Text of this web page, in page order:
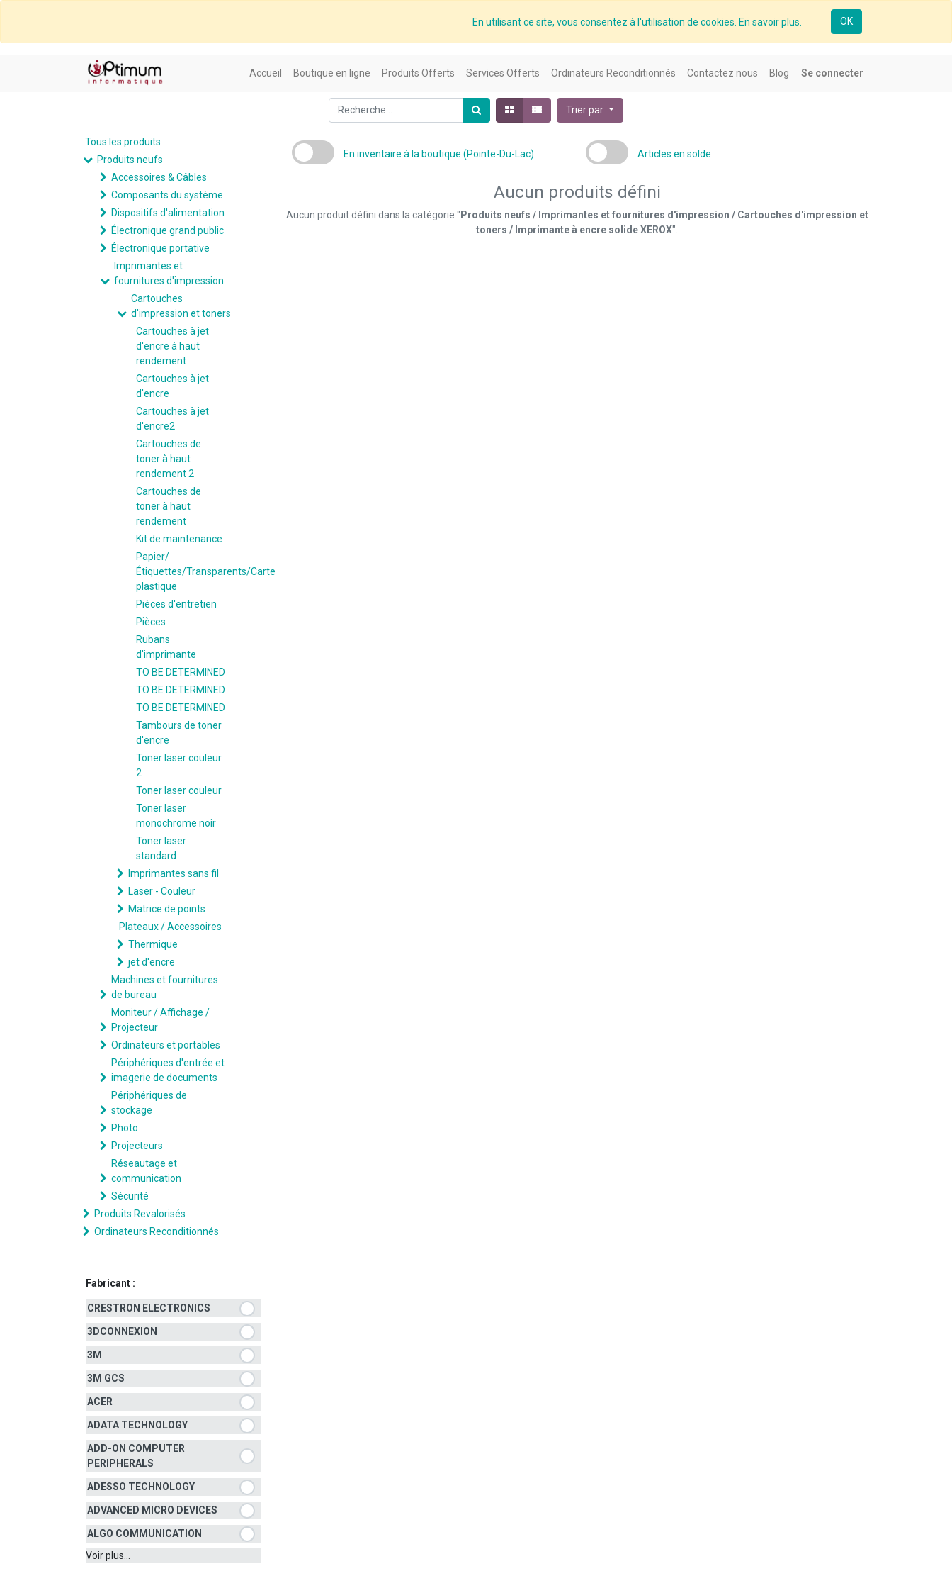
En utilisant ce site, vous consentez à l'utilisation de cookies. En savoir plus. OK
Accueil Boutique en ligne Produits Offerts Services Offerts Ordinateurs Reconditionnés Contactez nous Blog Se connecter
Trier par
Tous les produits
Produits neufs
Accessoires & Câbles
Composants du système
Dispositifs d'alimentation
Électronique grand public
Électronique portative
Imprimantes et
fournitures d'impression
Cartouches
d'impression et toners
Cartouches à jet
d'encre à haut
rendement
Cartouches à jet
d'encre
Cartouches à jet
d'encre2
Cartouches de
toner à haut
rendement 2
Cartouches de
toner à haut
rendement
Kit de maintenance
Papier/
Étiquettes/Transparents/Carte
plastique
Pièces d'entretien
Pièces
Rubans
d'imprimante
TO BE DETERMINED
TO BE DETERMINED
TO BE DETERMINED
Tambours de toner
d'encre
Toner laser couleur
2
Toner laser couleur
Toner laser
monochrome noir
Toner laser
standard
Imprimantes sans fil
Laser - Couleur
Matrice de points
Plateaux / Accessoires
Thermique
jet d'encre
Machines et fournitures
de bureau
Moniteur / Affichage /
Projecteur
Ordinateurs et portables
Périphériques d'entrée et
imagerie de documents
Périphériques de
stockage
Photo
Projecteurs
Réseautage et
communication
Sécurité
Produits Revalorisés
Ordinateurs Reconditionnés
Fabricant :
CRESTRON ELECTRONICS
3DCONNEXION
3M
3M GCS
ACER
ADATA TECHNOLOGY
ADD-ON COMPUTER
PERIPHERALS
ADESSO TECHNOLOGY
ADVANCED MICRO DEVICES
ALGO COMMUNICATION
Voir plus...
En inventaire à la boutique (Pointe-Du-Lac) Articles en solde
Aucun produits défini
Aucun produit défini dans la catégorie " Produits neufs / Imprimantes et fournitures d'impression / Cartouches d'impression et
toners / Imprimante à encre solide XEROX".